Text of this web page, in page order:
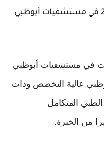
نعرض لك أسعار الولادة 2025 في مستشفيات أبوظبي
في مستشفيات أبوظبي
عالية التخصص وذات
المتكامل
من الخبرة.